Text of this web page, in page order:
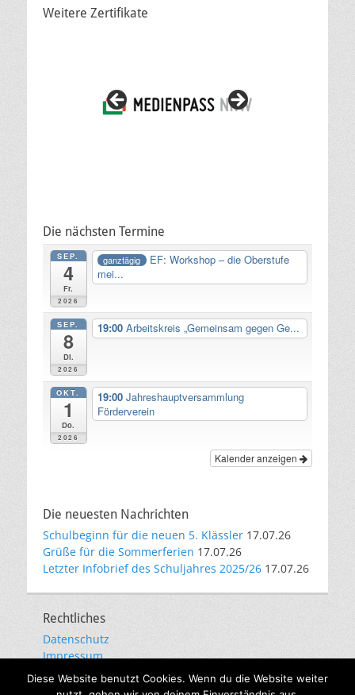
Weitere Zertifikate
Die nächsten Termine
SEP.
4
Fr.
2026
ganztägig
EF: Workshop – die Oberstufe
mei...
SEP.
8
Di.
2026
19:00 Arbeitskreis „Gemeinsam gegen Ge...
OKT.
1
Do.
2026
19:00 Jahreshauptversammlung
Förderverein
Kalender anzeigen
Die neuesten Nachrichten
Schulbeginn für die neuen 5. Klässler 17.07.26
Grüße für die Sommerferien 17.07.26
Letzter Infobrief des Schuljahres 2025/26 17.07.26
Rechtliches
Datenschutz
Impressum
E-Mail-Kommunikation
Diese Website benutzt Cookies. Wenn du die Website weiter